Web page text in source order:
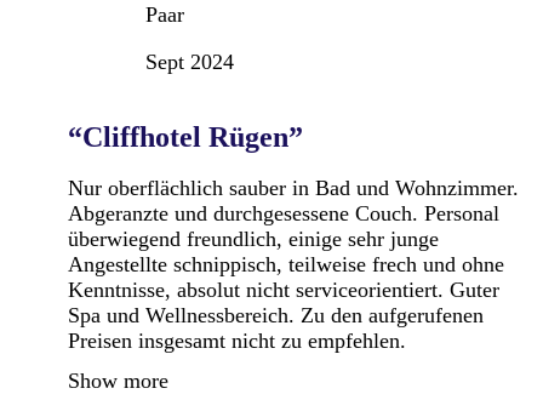
Paar
Sept 2024
“Cliffhotel Rügen”
Nur oberflächlich sauber in Bad und Wohnzimmer.
Abgeranzte und durchgesessene Couch. Personal
überwiegend freundlich, einige sehr junge
Angestellte schnippisch, teilweise frech und ohne
Kenntnisse, absolut nicht serviceorientiert. Guter
Spa und Wellnessbereich. Zu den aufgerufenen
Preisen insgesamt nicht zu empfehlen.
Show more